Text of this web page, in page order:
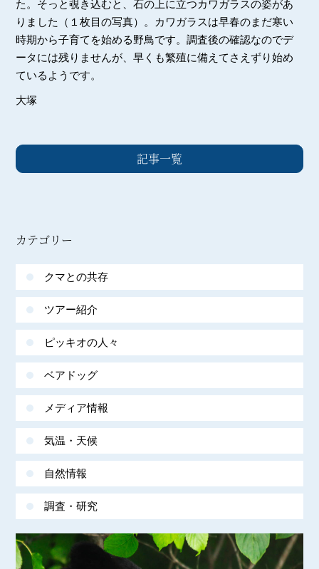
た。そっと覗き込むと、石の上に立つカワガラスの姿があ
りました（１枚目の写真）。カワガラスは早春のまだ寒い
時期から子育てを始める野鳥です。調査後の確認なのでデ
ータには残りませんが、早くも繁殖に備えてさえずり始め
ているようです。
大塚
記事一覧
カテゴリー
クマとの共存
ツアー紹介
ピッキオの人々
ベアドッグ
メディア情報
気温・天候
自然情報
調査・研究